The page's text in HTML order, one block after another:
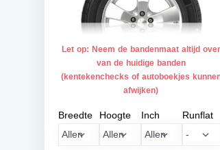
Let op: Neem de bandenmaat altijd over
van de huidige banden
(kentekenchecks of autoboekjes
afwijken)
Breedte Hoogte Inch Runflat